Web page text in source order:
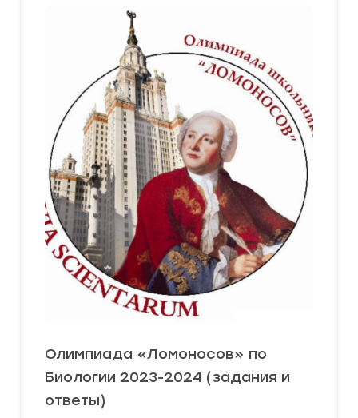
Олимпиада «Ломоносов» по
Биологии 2023-2024 (задания и
ответы)